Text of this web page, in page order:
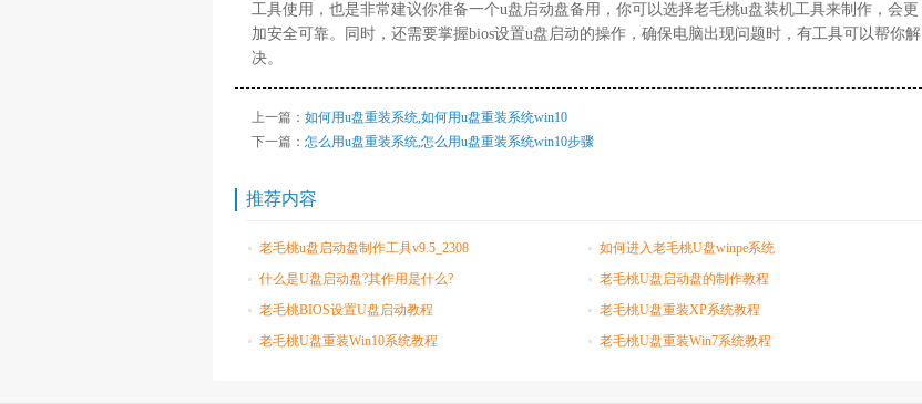
工具使用，也是非常建议你准备一个u盘启动盘备用，你可以选择老毛桃u盘装机工具来制作，会更
加安全可靠。同时，还需要掌握bios设置u盘启动的操作，确保电脑出现问题时，有工具可以帮你解
决。
上一篇： 如何用u盘重装系统,如何用u盘重装系统win10
下一篇： 怎么用u盘重装系统,怎么用u盘重装系统win10步骤
推荐内容
老毛桃u盘启动盘制作工具v9.5_2308
如何进入老毛桃U盘winpe系统
什么是U盘启动盘?其作用是什么?
老毛桃U盘启动盘的制作教程
老毛桃BIOS设置U盘启动教程
老毛桃U盘重装XP系统教程
老毛桃U盘重装Win10系统教程
老毛桃U盘重装Win7系统教程